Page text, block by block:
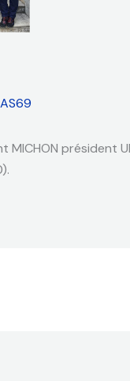
président